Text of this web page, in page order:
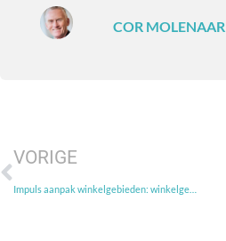
COR MOLENAAR
VORIGE